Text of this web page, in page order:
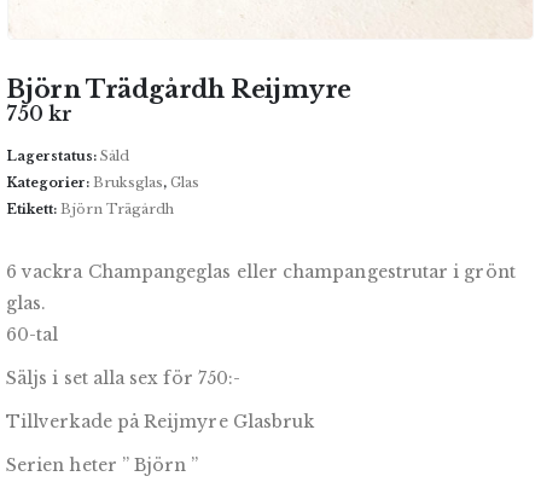
Björn Trädgårdh Reijmyre
750 kr
Lagerstatus: Såld
Kategorier: Bruksglas, Glas
Etikett: Björn Trägårdh
6 vackra Champangeglas eller champangestrutar i grönt
glas.
60-tal
Säljs i set alla sex för 750:-
Tillverkade på Reijmyre Glasbruk
Serien heter ” Björn ”